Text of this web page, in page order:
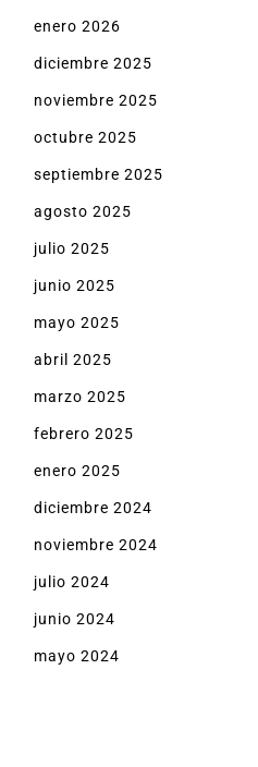
enero 2026
diciembre 2025
noviembre 2025
octubre 2025
septiembre 2025
agosto 2025
julio 2025
junio 2025
mayo 2025
abril 2025
marzo 2025
febrero 2025
enero 2025
diciembre 2024
noviembre 2024
julio 2024
junio 2024
mayo 2024